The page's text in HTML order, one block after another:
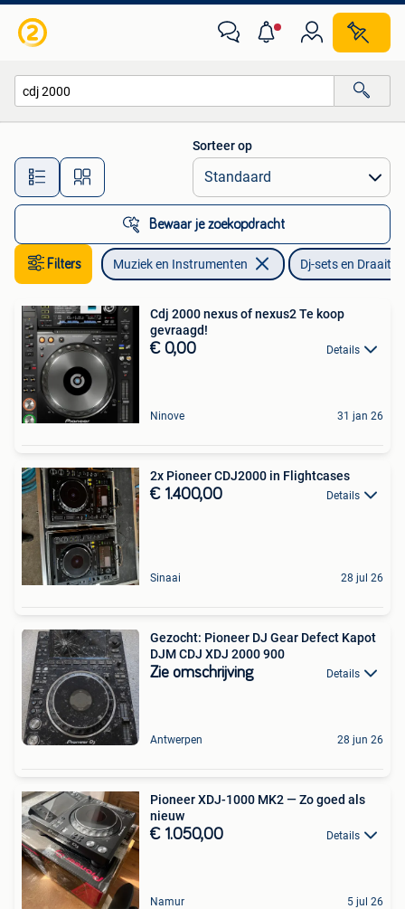
Alle afstanden…
Sorteer op
Bewaar je zoekopdracht
Filters Muziek en Instrumenten Dj-sets en
Cdj 2000 nexus of nexus2 Te koop
gevraagd!
€ 0,00 Details
Ninove 31 jan 26
2x Pioneer CDJ2000 in Flightcases
€ 1.400,00 Details
Sinaai 28 jul 26
Gezocht: Pioneer DJ Gear Defect Kapot
DJM CDJ XDJ 2000 900
Zie omschrijving Details
Antwerpen 28 jun 26
Pioneer XDJ-1000 MK2 — Zo goed als
nieuw
€ 1.050,00 Details
Namur 5 jul 26